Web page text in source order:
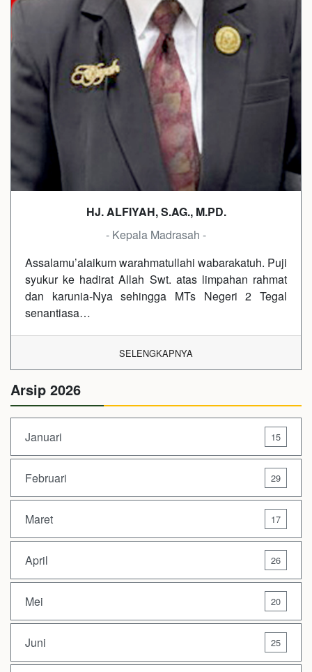
HJ. ALFIYAH, S.AG., M.PD.
- Kepala Madrasah -
Assalamu’alaikum warahmatullahi wabarakatuh. Puji
syukur ke hadirat Allah Swt. atas limpahan rahmat
dan karunia-Nya sehingga MTs Negeri 2 Tegal
senantiasa…
SELENGKAPNYA
Arsip 2026
Januari 15
Februari 29
Maret 17
April 26
Mei 20
Juni 25